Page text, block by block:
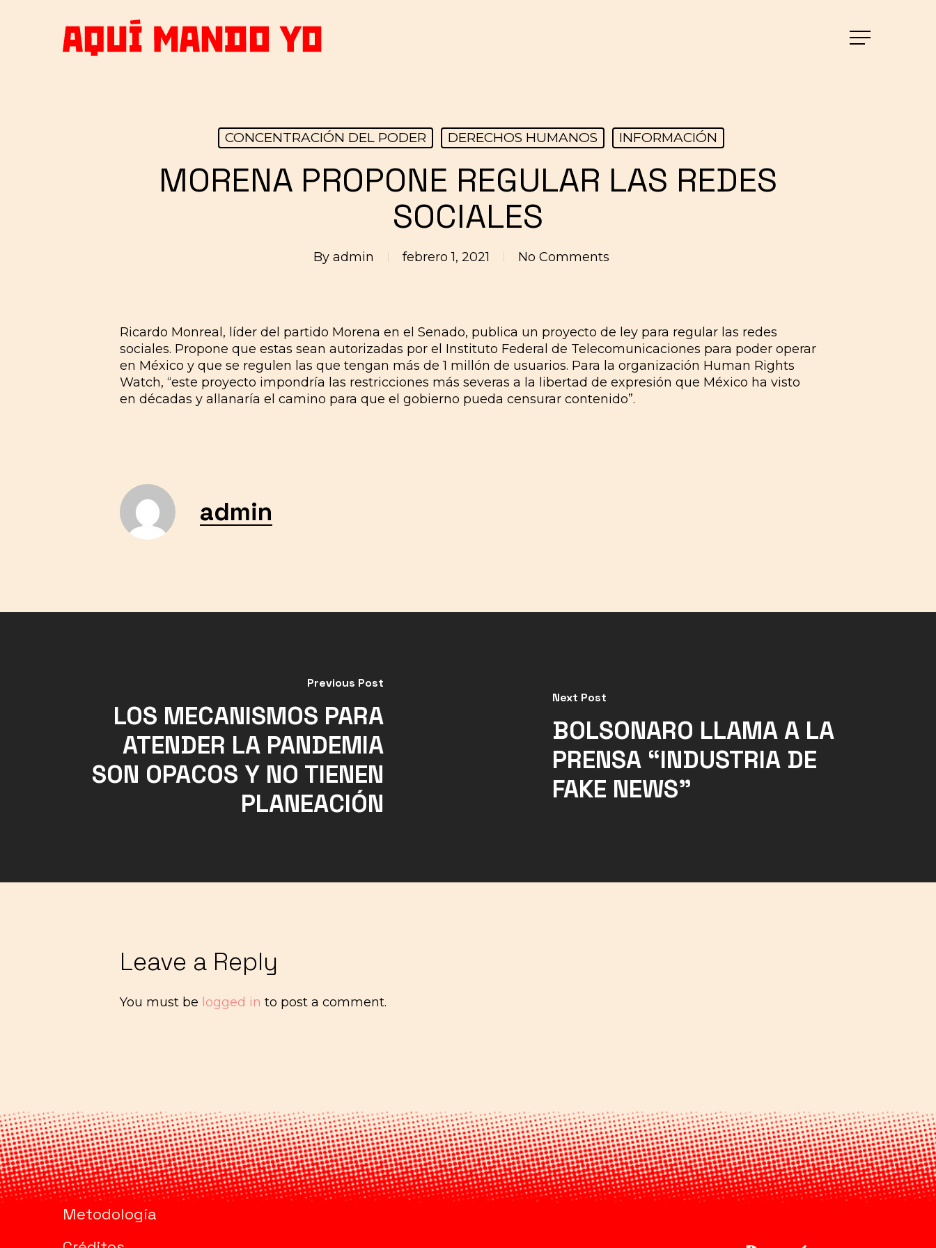
Menu
CONCENTRACIÓN DEL PODER DERECHOS HUMANOS INFORMACIÓN
MORENA PROPONE REGULAR LAS REDES
SOCIALES
By admin febrero 1, 2021 No Comments
Ricardo Monreal, líder del partido Morena en el Senado, publica un proyecto de ley para regular las redes
sociales. Propone que estas sean autorizadas por el Instituto Federal de Telecomunicaciones para poder operar
en México y que se regulen las que tengan más de 1 millón de usuarios. Para la organización Human Rights
Watch, “este proyecto impondría las restricciones más severas a la libertad de expresión que México ha visto
en décadas y allanaría el camino para que el gobierno pueda censurar contenido”.
admin
Previous Post
LOS MECANISMOS PARA
ATENDER LA PANDEMIA
SON OPACOS Y NO TIENEN
PLANEACIÓN
Next Post
BOLSONARO LLAMA A LA
PRENSA “INDUSTRIA DE
FAKE NEWS”
Leave a Reply
You must be logged in to post a comment.
Metodología